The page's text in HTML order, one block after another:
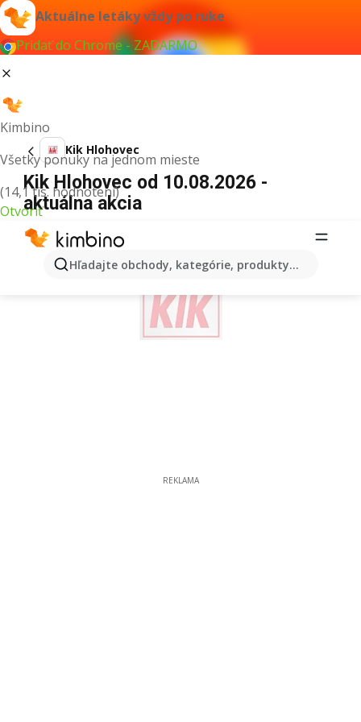
Aktuálne letáky vždy po ruke
Pridať do Chrome - ZADARMO
Kimbino
Všetky ponuky na jednom mieste
(14,1 tis. hodnotení)
Otvoriť
Hľadajte obchody, kategórie, produkty...
Kik Hlohovec
Kik Hlohovec od 10.08.2026 -
aktuálna akcia
REKLAMA